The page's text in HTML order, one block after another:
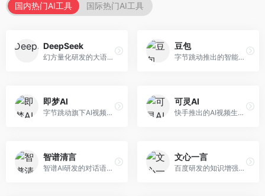
国内热门AI工具 国际热门AI工具
DeepSeek
幻方量化研发的大语言模型平台，专注于深度推理和代码生成能力。面向开发者、研究人员和技术爱好者，提供强大的逻辑推理和数学计算功能，开源生态完善，API接口友好。
豆包
字节跳动推出的智能对话助手平台，提供文本创作、知识问答、英语学习等多种AI服务。面向普通用户和内容创作者，支持多轮对话和文件解析，免费使用，响应速度快，中文理解能力强。
即梦AI
字节跳动旗下AI视频创作平台，支持多模态内容生成。面向内容创作者和营销人员，提供文生视频、图生视频、智能剪辑等功能，中文理解能力强，创作效率高。
可灵AI
快手推出的AI视频生成平台，支持文生视频和图生视频，可生成长达2分钟的高质量视频内容。面向短视频创作者和营销人员，操作简便，生成效果逼真，适合商业推广和创意表达。
智谱清言
智谱AI研发的对话语言模型，支持中英双语交互。面向中文用户和开发者，提供知识问答、代码编写、文档解读等服务，开源生态完善，学术研究背景深厚。
文心一言
百度研发的知识增强大语言模型，深度融合百度知识图谱和搜索能力。面向中文用户，提供知识问答、文本创作、逻辑推理等服务，中文语境理解准确，知识覆盖面广。